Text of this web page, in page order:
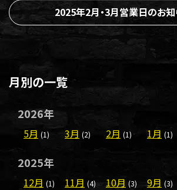
2025年2月・3月営業日のお知
月別の一覧
2026年
5月 (1) 3月 (2) 2月 (1) 1月 (1)
2025年
12月 (1) 11月 (4) 10月 (3) 9月 (3)